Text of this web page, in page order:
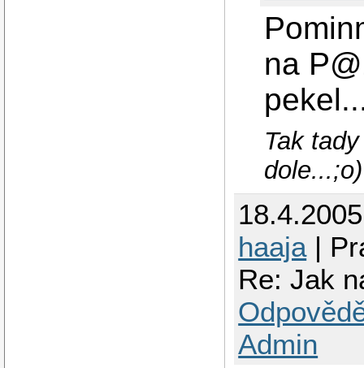
na
Tak
dole...;o)
haaja|
Re: Jak
Admin